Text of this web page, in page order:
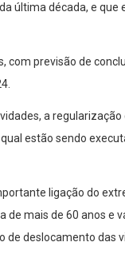
última década, e que
com previsão de
a regularização
estão sendo
ligação do
de mais de 60 anos e
de deslocamento das